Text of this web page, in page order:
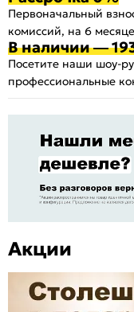
Первоначальный
комиссий, на 6
В наличии —
Посетите наши шоу-
профессиональные
Акции